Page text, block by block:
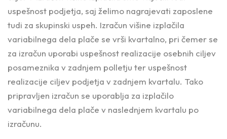
uspešnost podjetja, saj želimo nagrajevati zaposlene
tudi za skupinski uspeh. Izračun višine izplačila
variabilnega dela plače se vrši kvartalno, pri čemer se
za izračun uporabi uspešnost realizacije osebnih ciljev
posameznika v zadnjem polletju ter uspešnost
realizacije ciljev podjetja v zadnjem kvartalu. Tako
pripravljen izračun se uporablja za izplačilo
variabilnega dela plače v naslednjem kvartalu po
izračunu.